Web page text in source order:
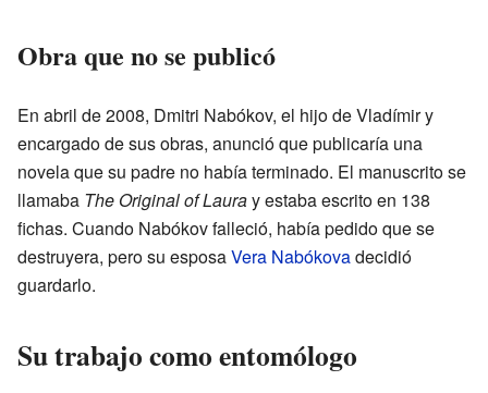
Obra que no se publicó
En abril de 2008, Dmitri Nabókov, el hijo de Vladímir y
encargado de sus obras, anunció que publicaría una
novela que su padre no había terminado. El manuscrito se
llamaba The Original of Lauray estaba escrito en 138
fichas. Cuando Nabókov falleció, había pedido que se
destruyera, pero su esposaVera Nabókovadecidió
guardarlo.
Su trabajo como entomólogo